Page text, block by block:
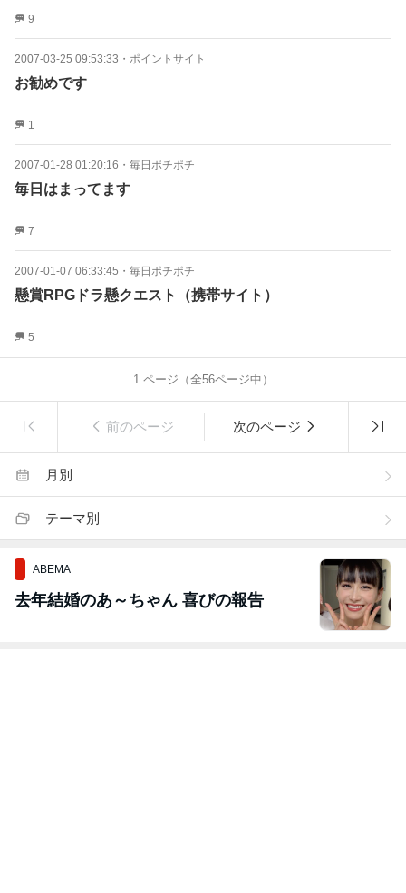
9
2007-03-25 09:53:33 ・ ポイントサイト
お勧めです
1
2007-01-28 01:20:16 ・ 毎日ポチポチ
毎日はまってます
7
2007-01-07 06:33:45 ・ 毎日ポチポチ
懸賞RPGドラ懸クエスト（携帯サイト）
5
1ページ（全56ページ中）
前のページ 次のページ
月別
テーマ別
ABEMA
去年結婚のあ～ちゃん 喜びの報告